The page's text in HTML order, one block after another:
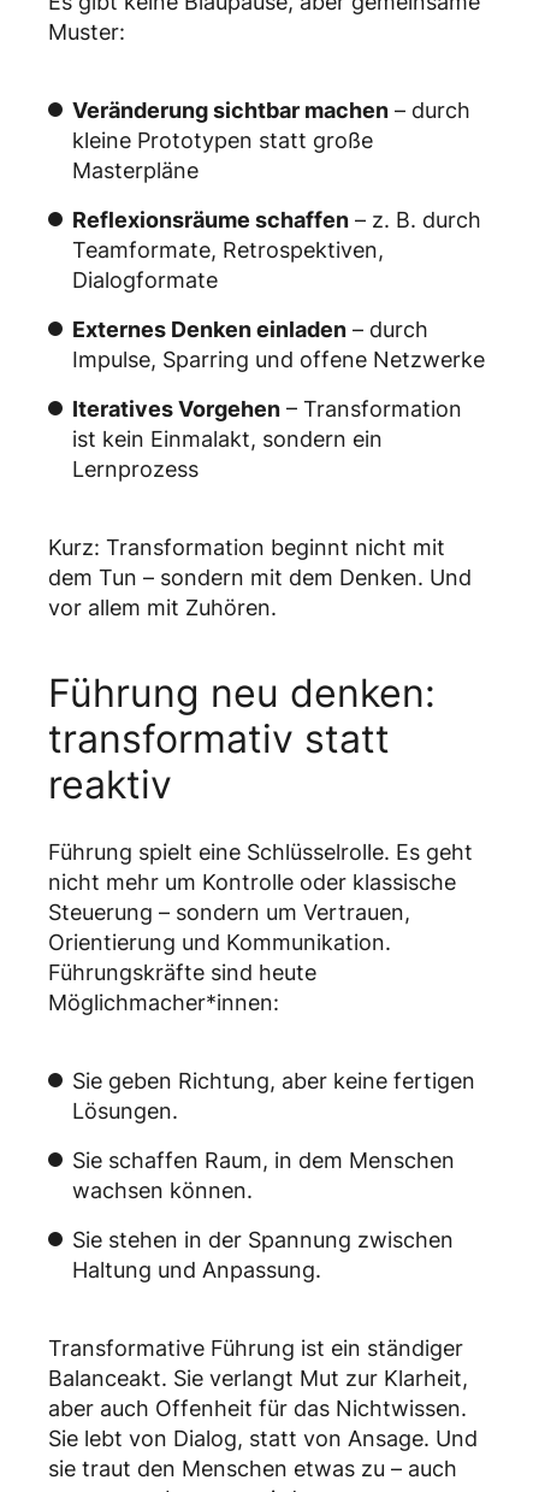
Muster:
Veränderung sichtbar machen – durch
kleine Prototypen statt große
Masterpläne
Reflexionsräume schaffen – z. B. durch
Teamformate, Retrospektiven,
Dialogformate
Externes Denken einladen – durch
Impulse, Sparring und offene Netzwerke
Iteratives Vorgehen – Transformation
ist kein Einmalakt, sondern ein
Lernprozess
Kurz: Transformation beginnt nicht mit
dem Tun – sondern mit dem Denken. Und
vor allem mit Zuhören.
Führung neu denken:
transformativ statt
reaktiv
Führung spielt eine Schlüsselrolle. Es geht
nicht mehr um Kontrolle oder klassische
Steuerung – sondern um Vertrauen,
Orientierung und Kommunikation.
Führungskräfte sind heute
Möglichmacher*innen:
Sie geben Richtung, aber keine fertigen
Lösungen.
Sie schaffen Raum, in dem Menschen
wachsen können.
Sie stehen in der Spannung zwischen
Haltung und Anpassung.
Transformative Führung ist ein ständiger
Balanceakt. Sie verlangt Mut zur Klarheit,
aber auch Offenheit für das Nichtwissen.
Sie lebt von Dialog, statt von Ansage. Und
sie traut den Menschen etwas zu – auch